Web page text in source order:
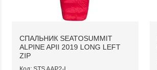
СПАЛЬНИК SEATOSUMMIT
ALPINE APII 2019 LONG LEFT
ZIP